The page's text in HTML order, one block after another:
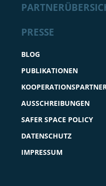
PRESSE
BLOG
PUBLIKATIONEN
AUSSCHREIBUNGEN
SAFER SPACE POLICY
DATENSCHUTZ
IMPRESSUM